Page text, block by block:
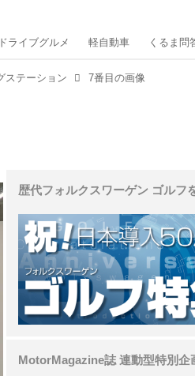
ドライブグルメ 軽自動車 くるま問
ステーション 7番目の画像
歴代フォルクスワーゲン ゴルフ
MotorMagazine誌 連動型特別企